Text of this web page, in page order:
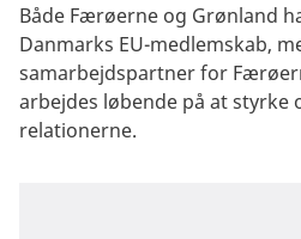
Både Færøerne og Grønland
Danmarks EU-medlemskab,
samarbejdspartner for
arbejdes løbende på at styrke
relationerne.